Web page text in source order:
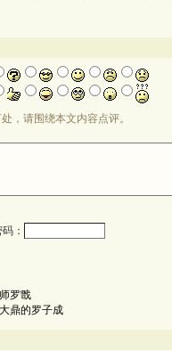
，请围绕本文内容点评。
：
罗戬
鼎的罗子成